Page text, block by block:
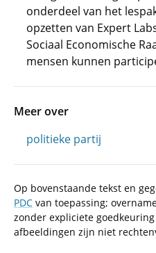
onderdeel van het
opzetten van Expert
Sociaal Economische
mensen kunnen
Meer over
politieke partij
Op bovenstaande tekst en
PDC van toepassing;
zonder expliciete
afbeeldingen zijn niet